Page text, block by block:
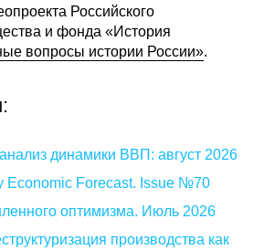
журналов
этика
для авторов
требования
оформления
Российского
и фонда «История
вопросы истории России».
динамики ВВП: август 2026
Economic Forecast. Issue №70
оптимизма. Июль 2026
производства как